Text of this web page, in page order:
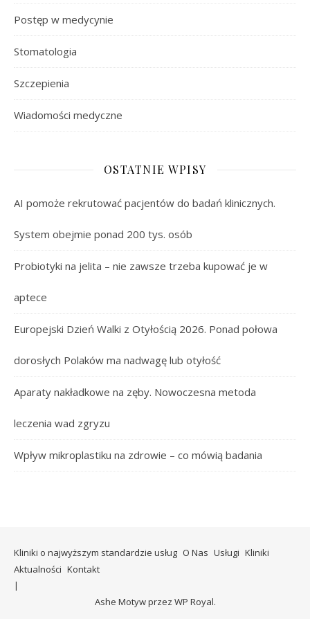
Postęp w medycynie
Stomatologia
Szczepienia
Wiadomości medyczne
OSTATNIE WPISY
AI pomoże rekrutować pacjentów do badań klinicznych.
System obejmie ponad 200 tys. osób
Probiotyki na jelita – nie zawsze trzeba kupować je w
aptece
Europejski Dzień Walki z Otyłością 2026. Ponad połowa
dorosłych Polaków ma nadwagę lub otyłość
Aparaty nakładkowe na zęby. Nowoczesna metoda
leczenia wad zgryzu
Wpływ mikroplastiku na zdrowie – co mówią badania
Kliniki o najwyższym standardzie usług O Nas Usługi Kliniki
Aktualności Kontakt
Ashe Motyw przez WP Royal.